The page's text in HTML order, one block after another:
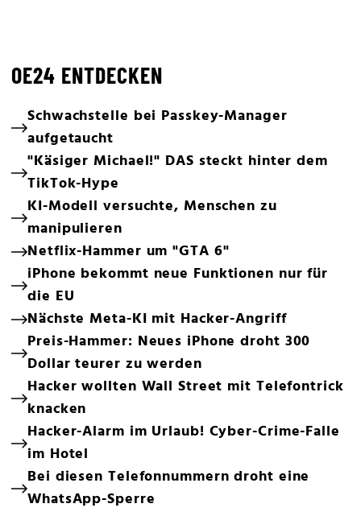
OE24 ENTDECKEN
Schwachstelle bei Passkey-Manager
aufgetaucht
"Käsiger Michael!" DAS steckt hinter dem
TikTok-Hype
KI-Modell versuchte, Menschen zu
manipulieren
Netflix-Hammer um "GTA 6"
iPhone bekommt neue Funktionen nur für
die EU
Nächste Meta-KI mit Hacker-Angriff
Preis-Hammer: Neues iPhone droht 300
Dollar teurer zu werden
Hacker wollten Wall Street mit Telefontrick
knacken
Hacker-Alarm im Urlaub! Cyber-Crime-Falle
im Hotel
Bei diesen Telefonnummern droht eine
WhatsApp-Sperre